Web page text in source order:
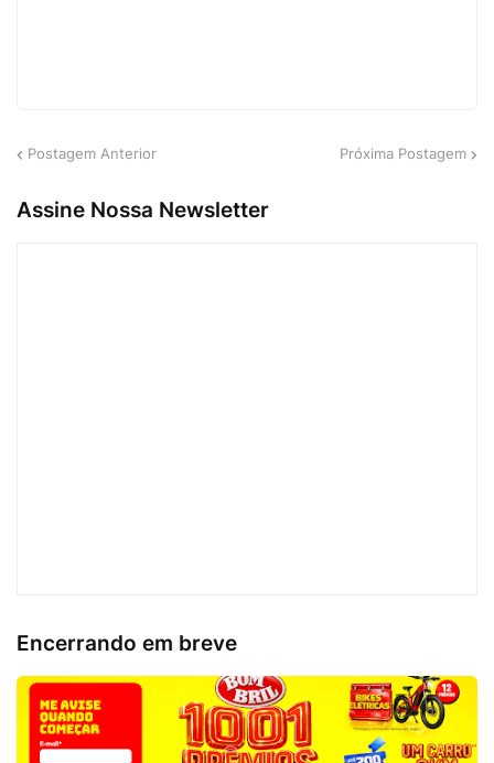
Postagem Anterior Próxima Postagem
Assine Nossa Newsletter
Encerrando em breve